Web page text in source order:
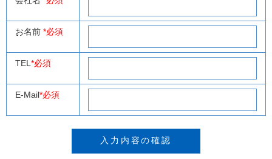
お名前 *必須
TEL *必須
E-Mail*必須